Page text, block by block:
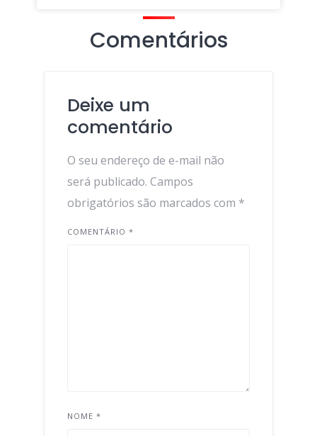
Comentários
Deixe um
comentário
O seu endereço de e-mail não
será publicado. Campos
obrigatórios são marcados com *
COMENTÁRIO *
NOME *